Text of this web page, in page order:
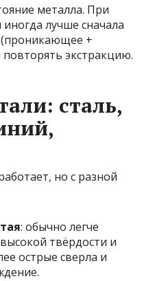
металла. При
лучше сначала
(проникающее +
повторять экстракцию.
сталь,
но с разной
: обычно легче
твёрдости и
острые сверла и